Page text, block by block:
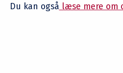
Du kan også læse mere om